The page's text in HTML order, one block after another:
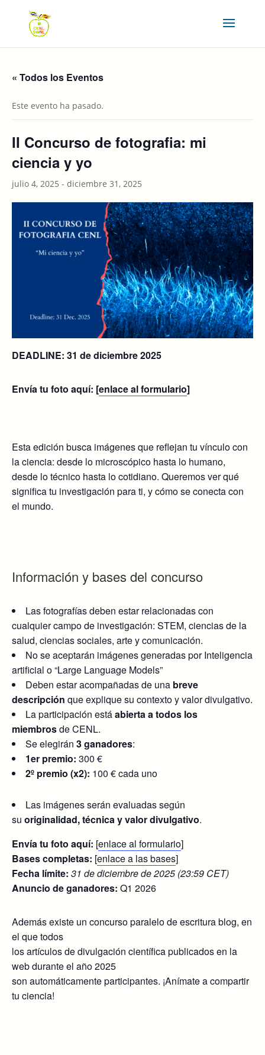
« Todos los Eventos
Este evento ha pasado.
II Concurso de fotografia: mi
ciencia y yo
julio 4, 2025 - diciembre 31, 2025
DEADLINE: 31 de diciembre 2025
Envía tu foto aquí: [enlace al formulario]
Esta edición busca imágenes que reflejan tu vínculo con
la ciencia: desde lo microscópico hasta lo humano,
desde lo técnico hasta lo cotidiano. Queremos ver qué
significa tu investigación para ti, y cómo se conecta con
el mundo.
Información y bases del concurso
Las fotografías deben estar relacionadas con
cualquier campo de investigación: STEM, ciencias de la
salud, ciencias sociales, arte y comunicación.
No se aceptarán imágenes generadas por Inteligencia
artificial o “Large Language Models”
Deben estar acompañadas de una breve
descripción que explique su contexto y valor divulgativo.
La participación estáabierta a todos los
miembrosde CENL.
Se elegirán 3 ganadores:
1er premio: 300 €
2º premio (x2): 100 € cada uno
Las imágenes serán evaluadas según
su originalidad, técnica y valor divulgativo.
Envía tu foto aquí: [enlace al formulario]
Bases completas: [enlace a las bases]
Fecha límite: 31 de diciembre de 2025 (23:59 CET)
Anuncio de ganadores: Q1 2026
Además existe un concurso paralelo de escritura blog, en
el que todos
los artículos de divulgación científica publicados en la
web durante el año 2025
son automáticamente participantes. ¡Anímate a compartir
tu ciencia!